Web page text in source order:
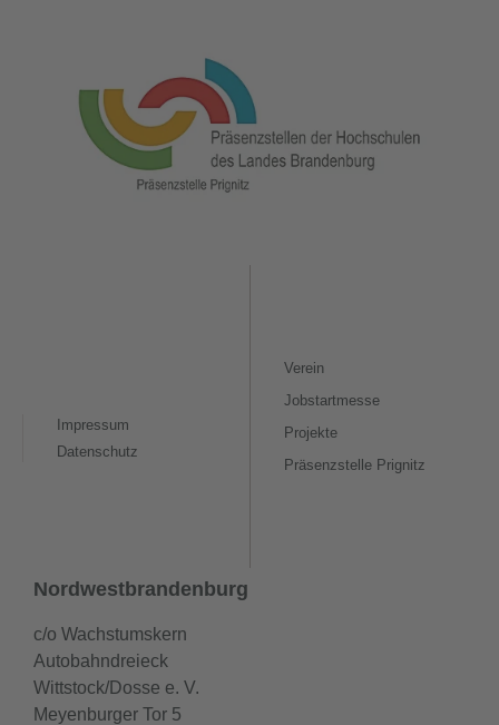
Nordwestbrandenburg
c/o Wachstumskern
Autobahndreieck
Wittstock/Dosse e. V.
Meyenburger Tor 5
Verein
Jobstartmesse
Projekte
Präsenzstelle Prignitz
Impressum
Datenschutz